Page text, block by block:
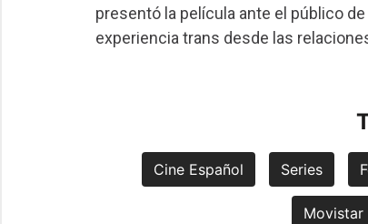
presentó la película ante el público
experiencia trans desde las
Cine Español Series
Movistar